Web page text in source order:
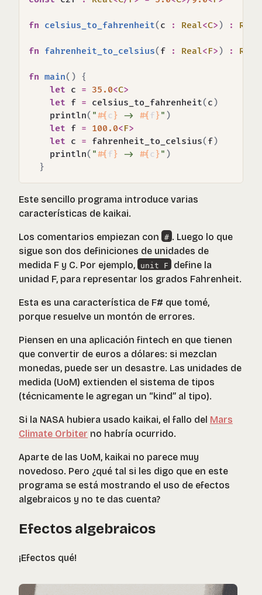
fn celsius_to_fahrenheit( c : Real<C> ) : Real
fn fahrenheit_to_celsius( f : Real<F> ) : Real
fn main( ) {
let c = 35.0<C>
let f = celsius_to_fahrenheit( c )
    println
( "#{c } -> #{ f}" )
let f = 100.0<F>
let c = fahrenheit_to_celsius( f)
    println
( "#{ f} -> #{c }" )
}
Este sencillo programa introduce varias
características de kaikai.
Los comentarios empiezan con # . Luego lo que
sigue son dos definiciones de unidades de
medida F y C. Por ejemplo,
unit F define la
unidad F, para representar los grados Fahrenheit.
Esta es una característica de F# que tomé,
porque resuelve un montón de errores.
Piensen en una aplicación fintech en que tienen
que convertir de euros a dólares: si mezclan
monedas, puede ser un desastre. Las unidades de
medida (UoM) extienden el sistema de tipos
(técnicamente le agregan un “kind” al tipo).
Si la NASA hubiera usado kaikai, el fallo del Mars
Climate Orbiter no habría ocurrido.
Aparte de las UoM, kaikai no parece muy
novedoso. Pero ¿qué tal si les digo que en este
programa se está mostrando el uso de efectos
algebraicos y no te das cuenta?
Efectos algebraicos
¡Efectos qué!